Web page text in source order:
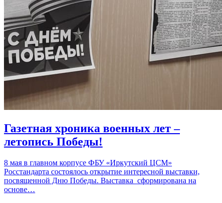
Газетная хроника военных лет –
летопись Победы!
8 мая в главном корпусе ФБУ «Иркутский ЦСМ»
Росстандарта состоялось открытие интересной выставки,
посвященной Дню Победы. Выставка сформирована на
основе…